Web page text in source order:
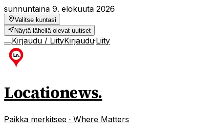
sunnuntaina 9. elokuuta 2026
Valitse kuntasi
Näytä lähellä olevat uutiset
Kirjaudu / LiityKirjaudu·Liity
Locationews.
Paikka merkitsee · Where Matters